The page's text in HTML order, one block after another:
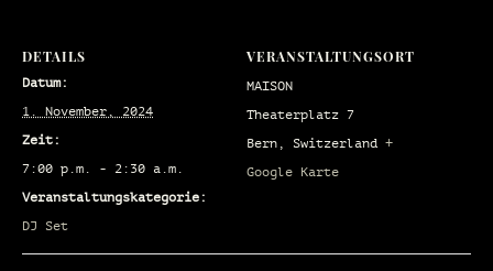
DETAILS
Datum:
1. November, 2024
Zeit:
7:00 p.m. - 2:30 a.m.
Veranstaltungskategorie:
DJ Set
VERANSTALTUNGSORT
MAISON
Theaterplatz 7
Bern, Switzerland +
Google Karte